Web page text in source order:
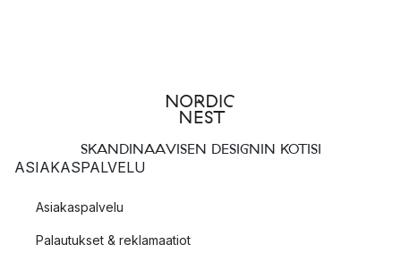
SKANDINAAVISEN DESIGNIN KOTISI
ASIAKASPALVELU
Asiakaspalvelu
Palautukset & reklamaatiot